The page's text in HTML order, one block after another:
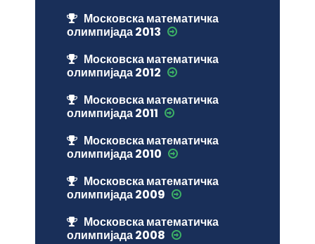
Московска математичка
олимпијада 2013
Московска математичка
олимпијада 2012
Московска математичка
олимпијада 2011
Московска математичка
олимпијада 2010
Московска математичка
олимпијада 2009
Московска математичка
олимпијада 2008